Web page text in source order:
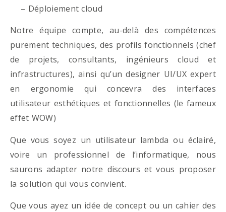
– Déploiement cloud
Notre équipe compte, au-delà des compétences
purement techniques, des profils fonctionnels (chef
de projets, consultants, ingénieurs cloud et
infrastructures), ainsi qu’un designer UI/UX expert
en ergonomie qui concevra des interfaces
utilisateur esthétiques et fonctionnelles (le fameux
effet WOW)
Que vous soyez un utilisateur lambda ou éclairé,
voire un professionnel de l’informatique, nous
saurons adapter notre discours et vous proposer
la solution qui vous convient.
Que vous ayez un idée de concept ou un cahier des